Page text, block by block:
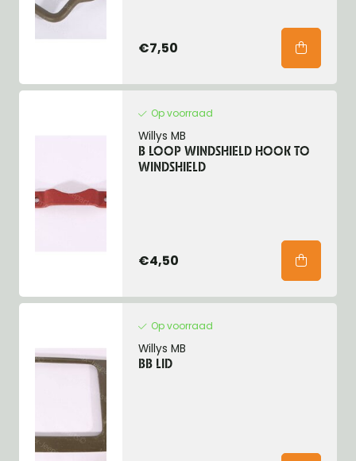
€7,50
Op voorraad
Willys MB
B LOOP WINDSHIELD HOOK TO
WINDSHIELD
€4,50
Op voorraad
Willys MB
BB LID